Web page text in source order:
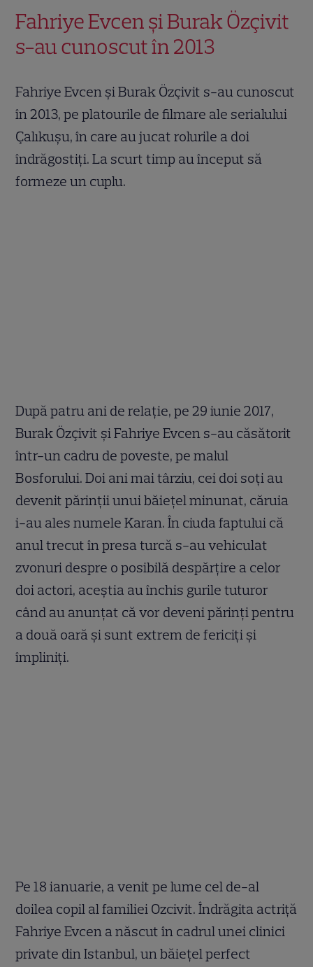
Fahriye Evcen și Burak Özçivit
s-au cunoscut în 2013
Fahriye Evcen și Burak Özçivit s-au cunoscut
în 2013, pe platourile de filmare ale serialului
Çalıkuşu, în care au jucat rolurile a doi
îndrăgostiți. La scurt timp au început să
formeze un cuplu.
După patru ani de relație, pe 29 iunie 2017,
Burak Özçivit și Fahriye Evcen s-au căsătorit
într-un cadru de poveste, pe malul
Bosforului. Doi ani mai târziu, cei doi soți au
devenit părinții unui băiețel minunat, căruia
i-au ales numele Karan. În ciuda faptului că
anul trecut în presa turcă s-au vehiculat
zvonuri despre o posibilă despărțire a celor
doi actori, aceștia au închis gurile tuturor
când au anunțat că vor deveni părinți pentru
a două oară și sunt extrem de fericiți și
împliniți.
Pe 18 ianuarie, a venit pe lume cel de-al
doilea copil al familiei Ozcivit. Îndrăgita actriță
Fahriye Evcen a născut în cadrul unei clinici
private din Istanbul, un băiețel perfect